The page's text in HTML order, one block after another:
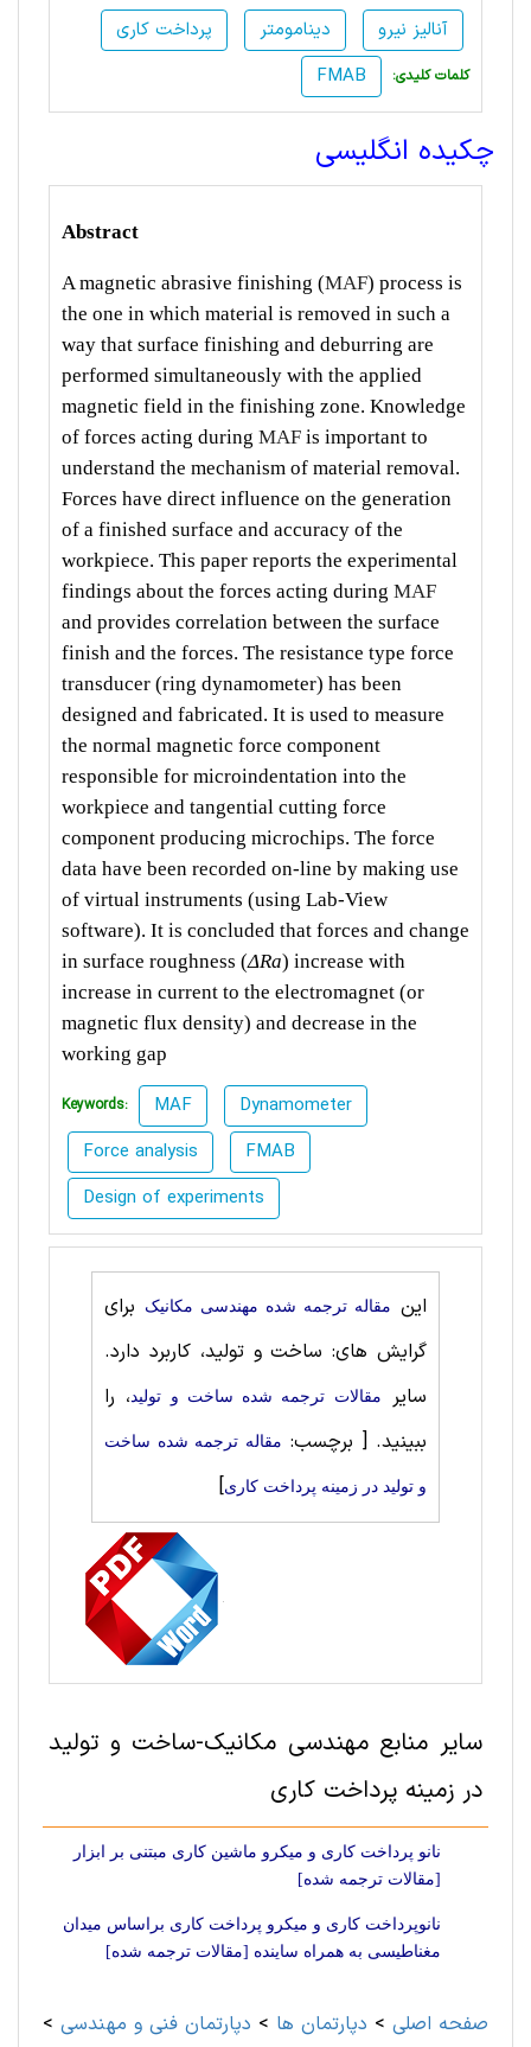
پرداخت کاری دینامومتر
آنالیز نیرو
FMAB
:کلمات کلیدی
چکیده انگلیسی
Abstract
A magnetic abrasive finishing (MAF) process is
the one in which material is removed in such a
way that surface finishing and deburring are
performed simultaneously with the applied
magnetic field in the finishing zone. Knowledge
of forces acting during MAF is important to
understand the mechanism of material removal.
Forces have direct influence on the generation
of a finished surface and accuracy of the
workpiece. This paper reports the experimental
findings about the forces acting during MAF
and provides correlation between the surface
finish and the forces. The resistance type force
transducer (ring dynamometer) has been
designed and fabricated. It is used to measure
the normal magnetic force component
responsible for microindentation into the
workpiece and tangential cutting force
component producing microchips. The force
data have been recorded on-line by making use
of virtual instruments (using Lab-View
software). It is concluded that forces and change
in surface roughness (ΔRa) increase with
increase in current to the electromagnet (or
magnetic flux density) and decrease in the
working gap
Keywords: MAF
Dynamometer
Force analysis
FMAB
Design of experiments
این مقاله ترجمه شده مهندسی مکانیک
برای
گرایش های: ساخت‌ و تولید، کاربرد دارد.
سایر
مقالات ترجمه شده ساخت‌ و تولید، را
ببینید.[ برچسب: مقاله ترجمه شده ساخت‌
و تولید در زمینه پرداخت کاری]
سایر منابع مهندسی مکانیک-ساخت‌ و تولید
در زمینه پرداخت کاری
نانو پرداخت کاری و میکرو ماشین کاری مبتنی بر ابزار
[مقالات ترجمه شده]
نانوپرداخت کاری و میکرو پرداخت کاری براساس میدان
مغناطیسی به همراه ساینده [مقالات ترجمه شده]
صفحه اصلی > دپارتمان ها > دپارتمان فنی و مهندسی >